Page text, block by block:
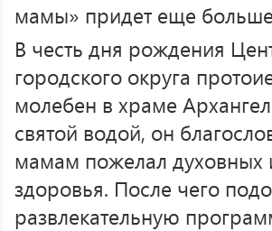
мамы» придет еще
В честь дня рождения
городского округа
молебен в храме
святой водой, он
мамам пожелал духовных
здоровья. После чего
развлекательную